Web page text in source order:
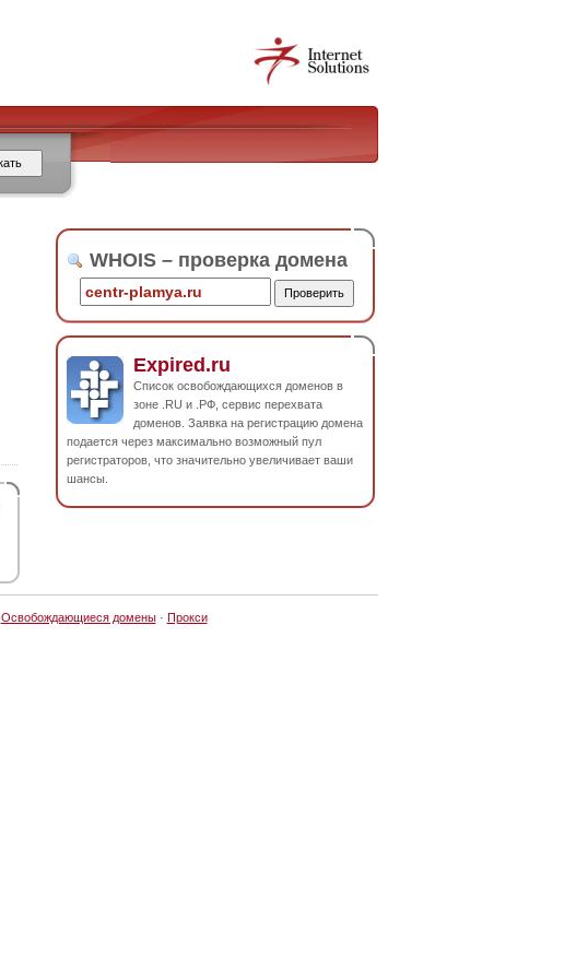
WHOIS – проверка домена
Expired.ru
Список освобождающихся доменов в
зоне .RU и .РФ, сервис перехвата
доменов. Заявка на регистрацию домена
подается через максимально возможный пул
регистраторов, что значительно увеличивает ваши
шансы.
Освобождающиеся домены· Прокси